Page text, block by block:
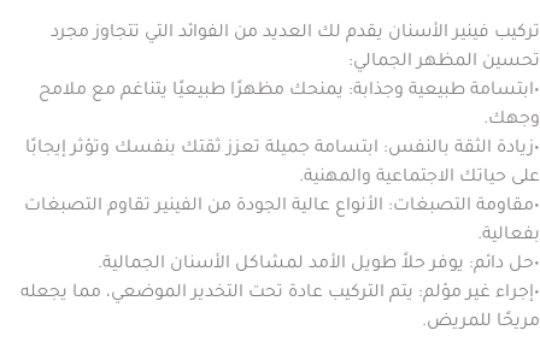
تركيب فينير الأسنان يقدم لك العديد من الفوائد التي تتجاوز مجرد
تحسين المظهر الجمالي:
•ابتسامة طبيعية وجذابة: يمنحك مظهرًا طبيعيًا يتناغم مع ملامح
وجهك.
•زيادة الثقة بالنفس: ابتسامة جميلة تعزز ثقتك بنفسك وتؤثر إيجابًا
على حياتك الاجتماعية والمهنية.
•مقاومة التصبغات: الأنواع عالية الجودة من الفينير تقاوم التصبغات
بفعالية.
•حل دائم: يوفر حلاً طويل الأمد لمشاكل الأسنان الجمالية.
•إجراء غير مؤلم: يتم التركيب عادة تحت التخدير الموضعي، مما يجعله
مريحًا للمريض.